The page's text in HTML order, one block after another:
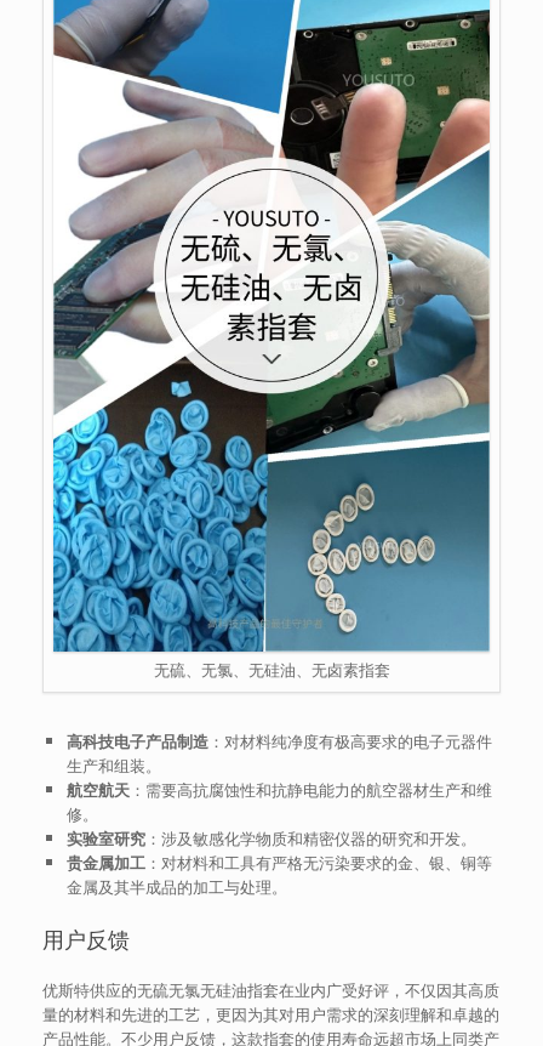
无硫、无氯、无硅油、无卤素指套
高科技电子产品制造：对材料纯净度有极高要求的电子元器件
生产和组装。
航空航天：需要高抗腐蚀性和抗静电能力的航空器材生产和维
修。
实验室研究：涉及敏感化学物质和精密仪器的研究和开发。
贵金属加工：对材料和工具有严格无污染要求的金、银、铜等
金属及其半成品的加工与处理。
用户反馈
优斯特供应的无硫无氯无硅油指套在业内广受好评，不仅因其高质
量的材料和先进的工艺，更因为其对用户需求的深刻理解和卓越的
产品性能。不少用户反馈，这款指套的使用寿命远超市场上同类产